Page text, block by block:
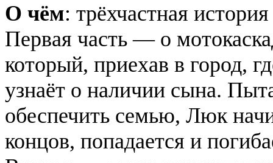
О чём: трёхчастная
Первая часть — о
который, приехав в город,
узнаёт о наличии сына.
обеспечить семью, Люк
концов, попадается и